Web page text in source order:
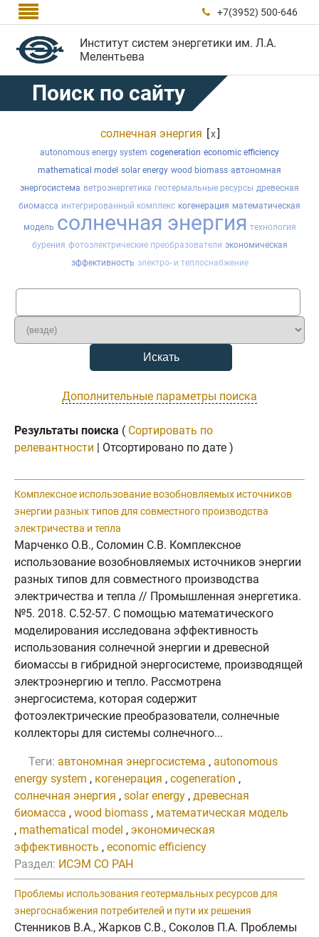
  +7(3952) 500-646
Институт систем энергетики им. Л.А.
Мелентьева
Поиск по сайту
солнечная энергия [x]
autonomous energy system cogeneration economic efficiency
mathematical model solar energy wood biomass автономная
энергосистема ветроэнергетика геотермальные ресурсы древесная
биомасса интегрированный комплекс когенерация математическая
модель солнечная энергия технология
бурения фотоэлектрические преобразователи экономическая
эффективность электро- и теплоснабжение
Дополнительные параметры поиска
Результаты поиска ( Сортировать по
релевантности | Отсортировано по дате )
Комплексное использование возобновляемых источников
энергии разных типов для совместного производства
электричества и тепла
Марченко О.В., Соломин С.В. Комплексное
использование возобновляемых источников энергии
разных типов для совместного производства
электричества и тепла // Промышленная энергетика.
№5. 2018. C.52-57. С помощью математического
моделирования исследована эффективность
использования солнечной энергии и древесной
биомассы в гибридной энергосистеме, производящей
электроэнергию и тепло. Рассмотрена
энергосистема, которая содержит
фотоэлектрические преобразователи, солнечные
коллекторы для системы солнечного...
Теги: автономная энергосистема , autonomous
energy system , когенерация , cogeneration ,
солнечная энергия , solar energy , древесная
биомасса , wood biomass , математическая модель
, mathematical model , экономическая
эффективность , economic efficiency
Раздел: ИСЭМ СО РАН
Проблемы использования геотермальных ресурсов для
энергоснабжения потребителей и пути их решения
Стенников В.А., Жарков С.В., Соколов П.А. Проблемы